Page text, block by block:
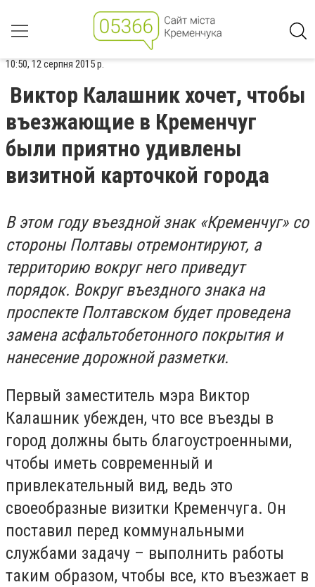
10:50, 12 серпня 2015 р.
Виктор Калашник хочет, чтобы
въезжающие в Кременчуг
были приятно удивлены
визитной карточкой города
В этом году въездной знак «Кременчуг» со
стороны Полтавы отремонтируют, а
территорию вокруг него приведут
порядок. Вокруг въездного знака на
проспекте Полтавском будет проведена
замена асфальтобетонного покрытия и
нанесение дорожной разметки.
Первый заместитель мэра Виктор
Калашник убежден, что все въезды в
город должны быть благоустроенными,
чтобы иметь современный и
привлекательный вид, ведь это
своеобразные визитки Кременчуга. Он
поставил перед коммунальными
службами задачу – выполнить работы
таким образом, чтобы все, кто въезжает в